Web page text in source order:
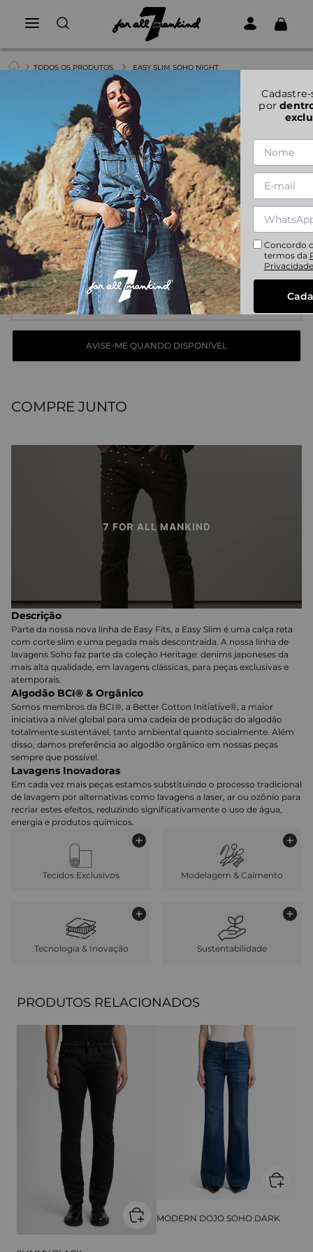
TODOS OS PRODUTOS EASY SLIM SOHO NIGHT
EASY SLIM SOHO NIGHT
24 25 26 27 28 29 30 31 32
COMPRE JUNTO
Descrição
Parte da nossa nova linha de Easy Fits, a Easy Slim é uma calça reta
com corte slim e uma pegada mais descontraída. A nossa linha de
lavagens Soho faz parte da coleção Heritage: denims japoneses da
mais alta qualidade, em lavagens clássicas, para peças exclusivas e
atemporais.
Algodão BCI® & Orgânico
Somos membros da BCI®, a Better Cotton Initiative®, a maior
iniciativa a nível global para uma cadeia de produção do algodão
totalmente sustentável, tanto ambiental quanto socialmente. Além
disso, damos preferência ao algodão orgânico em nossas peças
sempre que possível.
Lavagens Inovadoras
Em cada vez mais peças estamos substituindo o processo tradicional
de lavagem por alternativas como lavagens a laser, ar ou ozônio para
recriar estes efeitos, reduzindo significativamente o uso de água,
energia e produtos químicos.
Tecidos Exclusivos Modelagem & Caimento
Tecnologia & Inovação Sustentabilidade
PRODUTOS RELACIONADOS
MODERN DOJO SOHO DARK
por
Concordo
termos da
Privacidade